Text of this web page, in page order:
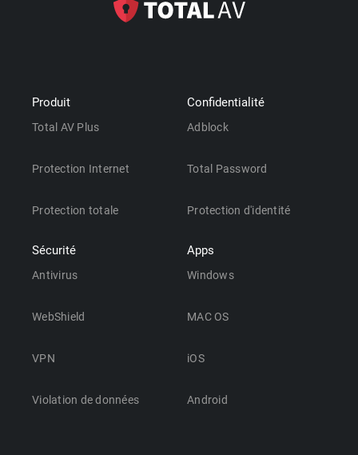
Produit
Total AV Plus
Protection Internet
Protection totale
Sécurité
Antivirus
WebShield
VPN
Violation de données
Confidentialité
Adblock
Total Password
Protection d'identité
Apps
Windows
MAC OS
iOS
Android